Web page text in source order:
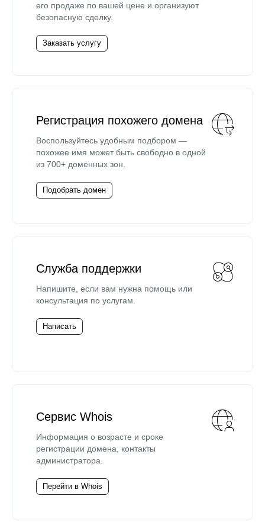
его продаже по вашей цене и организуют
безопасную сделку.
Заказать услугу
Регистрация похожего домена
Воспользуйтесь удобным подбором —
похожее имя может быть свободно в одной
из 700+ доменных зон.
Подобрать домен
Служба поддержки
Напишите, если вам нужна помощь или
консультация по услугам.
Написать
Сервис Whois
Информация о возрасте и сроке
регистрации домена, контакты
администратора.
Перейти в Whois